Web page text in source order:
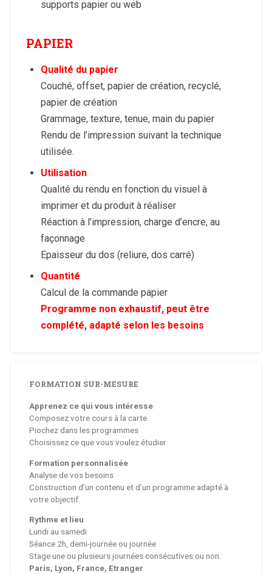
supports papier ou web
PAPIER
Qualité du papier
Couché, offset, papier de création, recyclé,
papier de création
Grammage, texture, tenue, main du papier
Rendu de l’impression suivant la technique
utilisée.
Utilisation
Qualité du rendu en fonction du visuel à
imprimer et du produit à réaliser
Réaction à l’impression, charge d’encre, au
façonnage
Epaisseur du dos (reliure, dos carré)
Quantité
Calcul de la commande papier
Programme non exhaustif, peut être
complété, adapté selon les besoins
FORMATION SUR-MESURE
Apprenez ce qui vous intéresse
Composez votre cours à la carte
Piochez dans les programmes
Choisissez ce que vous voulez étudier
Formation personnalisée
Analyse de vos besoins
Construction d’un contenu et d’un programme adapté à
votre objectif.
Rythme et lieu
Lundi au samedi
Séance 2h, demi-journée ou journée
Stage une ou plusieurs journées consécutives ou non.
Paris, Lyon, France, Etranger